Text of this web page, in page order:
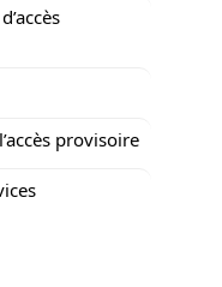
provisoire